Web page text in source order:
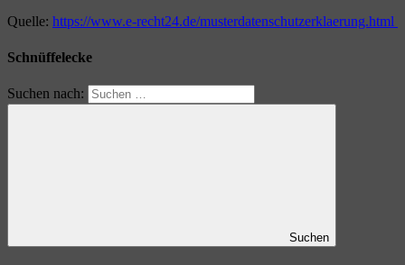
Quelle: https://www.e-recht24.de/musterdatenschutzerklaerung.html
Schnüffelecke
Suchen nach:
Suchen